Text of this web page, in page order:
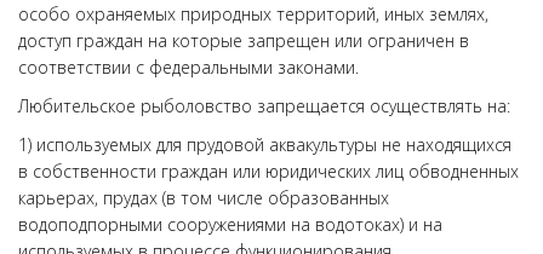
особо охраняемых природных территорий, иных землях,
доступ граждан на которые запрещен или ограничен в
соответствии с федеральными законами.
Любительское рыболовство запрещается осуществлять на:
1) используемых для прудовой аквакультуры не находящихся
в собственности граждан или юридических лиц обводненных
карьерах, прудах (в том числе образованных
водоподпорными сооружениями на водотоках) и на